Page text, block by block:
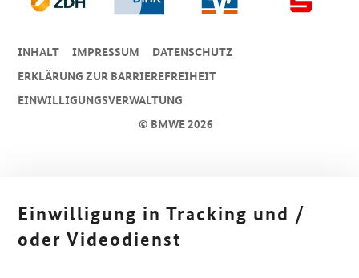
© BMWE 2026
INHALT IMPRESSUM
DA­TEN­SCHUTZ
ERKLÄRUNG ZUR BARRIEREFREIHEIT
EINWILLIGUNGSVERWALTUNG
Einwilligung in Tracking und /
oder Videodienst